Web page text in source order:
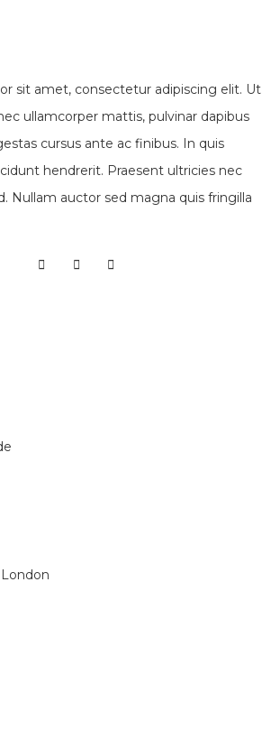
sit amet, consectetur adipiscing elit. Ut
ullamcorper mattis, pulvinar dapibus
cursus ante ac finibus. In quis
hendrerit. Praesent ultricies nec
Nullam auctor sed magna quis fringilla